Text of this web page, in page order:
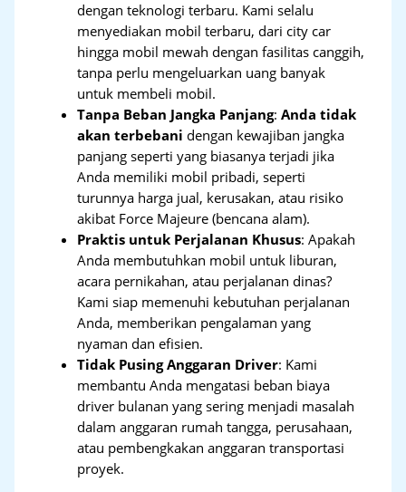
dengan teknologi terbaru. Kami selalu
menyediakan mobil terbaru, dari city car
hingga mobil mewah dengan fasilitas canggih,
tanpa perlu mengeluarkan uang banyak
untuk membeli mobil.
Tanpa Beban Jangka Panjang:Anda tidak
akan terbebani dengan kewajiban jangka
panjang seperti yang biasanya terjadi jika
Anda memiliki mobil pribadi, seperti
turunnya harga jual, kerusakan, atau risiko
akibat Force Majeure (bencana alam).
Praktis untuk Perjalanan Khusus: Apakah
Anda membutuhkan mobil untuk liburan,
acara pernikahan, atau perjalanan dinas?
Kami siap memenuhi kebutuhan perjalanan
Anda, memberikan pengalaman yang
nyaman dan efisien.
Tidak Pusing Anggaran Driver: Kami
membantu Anda mengatasi beban biaya
driver bulanan yang sering menjadi masalah
dalam anggaran rumah tangga, perusahaan,
atau pembengkakan anggaran transportasi
proyek.